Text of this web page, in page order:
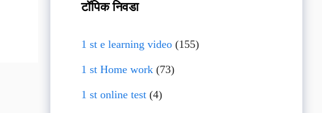
टॉपिक निवडा
1 st e learning video(155)
1 st Home work(73)
1 st online test(4)